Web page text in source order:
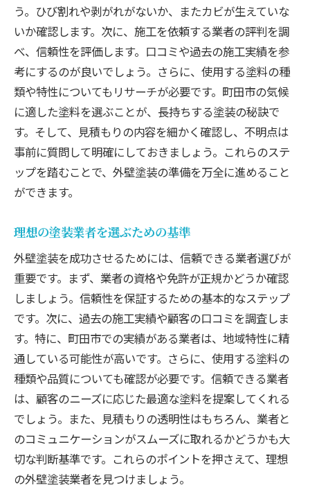
施工ミスを防ぐための確認事項
外壁塗装の失敗事例から学ぶ教訓
成功事例から学ぶ外壁塗装のポイント
町田市の地域特性を活かす外壁塗装のポイント
町田市の風土に適した塗料の選び方
近隣との調和を図る外壁デザイン
地域の伝統を反映した外装アプローチ
地域特有の気候条件に強い塗装技術
町田市の景観条例に則った外壁塗装
外壁塗装で町田市の個性を引き出す方法
個性を強調する外壁デザインの選び方
町田市の伝統とモダンを融合させるアイデ
ア
アート風外壁塗装で差をつけるテクニック
周囲との調和を図りながら個性を出すヒン
ト
オーダーメイドの外壁プランニングのすす
め
個性的なカラーコンセプトの採用方法
町田市での外壁塗装成功のためのガイドブック
初めての外壁塗装でも安心！基本ステップ
う。ひび割れや剥がれがないか、またカビが生えていな
いか確認します。次に、施工を依頼する業者の評判を調
べ、信頼性を評価します。口コミや過去の施工実績を参
考にするのが良いでしょう。さらに、使用する塗料の種
類や特性についてもリサーチが必要です。町田市の気候
に適した塗料を選ぶことが、長持ちする塗装の秘訣で
す。そして、見積もりの内容を細かく確認し、不明点は
事前に質問して明確にしておきましょう。これらのステ
ップを踏むことで、外壁塗装の準備を万全に進めること
ができます。
理想の塗装業者を選ぶための基準
外壁塗装を成功させるためには、信頼できる業者選びが
重要です。まず、業者の資格や免許が正規かどうか確認
しましょう。信頼性を保証するための基本的なステップ
です。次に、過去の施工実績や顧客の口コミを調査しま
す。特に、町田市での実績がある業者は、地域特性に精
通している可能性が高いです。さらに、使用する塗料の
種類や品質についても確認が必要です。信頼できる業者
は、顧客のニーズに応じた最適な塗料を提案してくれる
でしょう。また、見積もりの透明性はもちろん、業者と
のコミュニケーションがスムーズに取れるかどうかも大
切な判断基準です。これらのポイントを押さえて、理想
の外壁塗装業者を見つけましょう。